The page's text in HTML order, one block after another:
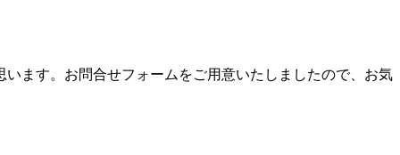
ます。お問合せフォームをご用意いたしましたので、お気